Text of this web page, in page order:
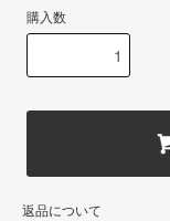
購入数
返品について